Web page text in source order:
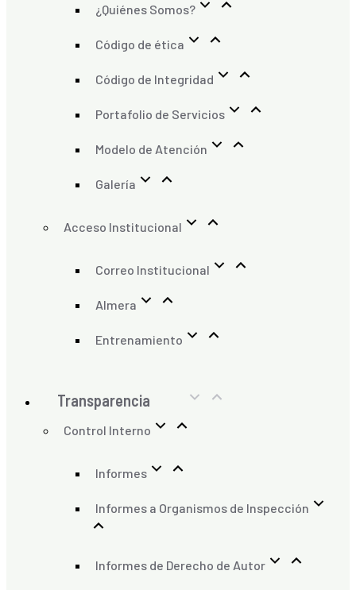
¿Quiénes Somos?
Código de ética
Código de Integridad
Portafolio de Servicios
Modelo de Atención
Galería
Acceso Institucional
Correo Institucional
Almera
Entrenamiento
Transparencia
Control Interno
Informes
Informes a Organismos de Inspección
Informes de Derecho de Autor